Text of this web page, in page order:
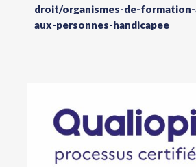
droit/organismes-de-
aux-personnes-handicapee